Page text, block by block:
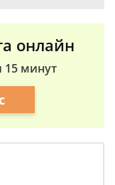
онлайн
15 минут